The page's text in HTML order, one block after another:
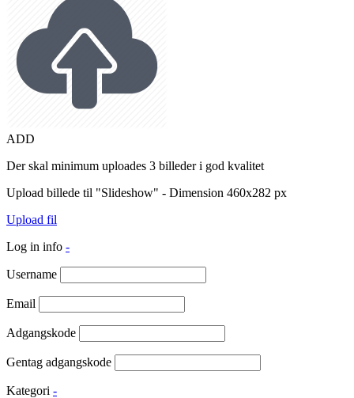
ADD
Der skal minimum uploades 3 billeder i god kvalitet
Upload billede til "Slideshow" - Dimension 460x282 px
Upload fil
Log in info -
Username
Email
Adgangskode
Gentag adgangskode
Kategori -